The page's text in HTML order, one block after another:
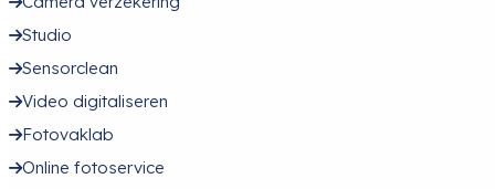
Studio
Sensorclean
Video digitaliseren
Fotovaklab
Online fotoservice